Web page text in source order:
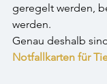
geregelt werden,
werden.
Genau deshalb
Notfallkarten für